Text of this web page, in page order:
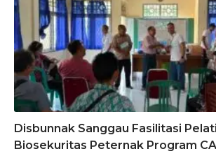
Disbunnak Sanggau Fasilitasi
Biosekuritas Peternak Program